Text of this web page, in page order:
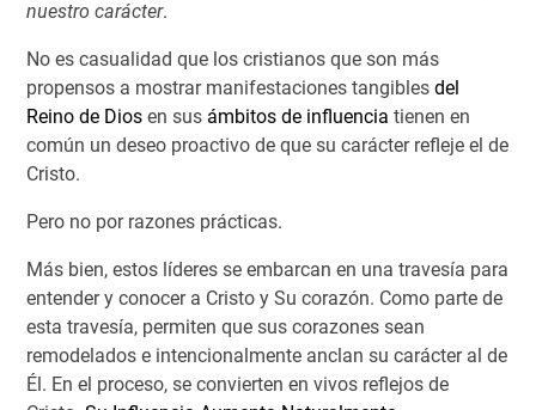
nuestro carácter.
No es casualidad que los cristianos que son más
propensos a mostrar manifestaciones tangibles del
Reino de Diosen susámbitos de influencia tienen en
común un deseo proactivo de que su carácter refleje el de
Cristo.
Pero no por razones prácticas.
Más bien, estos líderes se embarcan en una travesía para
entender y conocer a Cristo y Su corazón. Como parte de
esta travesía, permiten que sus corazones sean
remodelados e intencionalmente anclan su carácter al de
Él. En el proceso, se convierten en vivos reflejos de